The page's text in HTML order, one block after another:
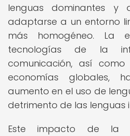
lenguas dominantes
adaptarse a un entorno
más homogéneo. La
tecnologías de la
comunicación, así
economías globales,
aumento en el uso de
detrimento de las lenguas
Este impacto de la